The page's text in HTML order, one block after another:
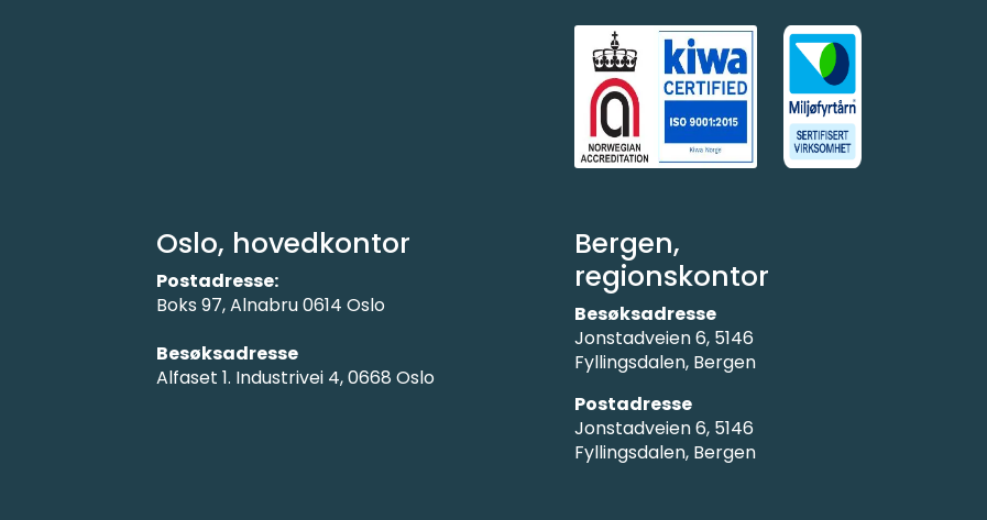
Bergen,
regionskontor
Besøksadresse
Jonstadveien 6, 5146
Fyllingsdalen, Bergen
Postadresse
Jonstadveien 6, 5146
Fyllingsdalen, Bergen
Oslo, hovedkontor
Postadresse:
Boks 97, Alnabru 0614 Oslo
Besøksadresse
Alfaset 1. Industrivei 4, 0668 Oslo